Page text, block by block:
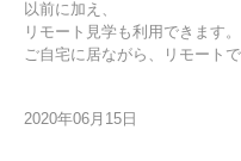
以前に加え、
リモート見学も利用できます。
ご自宅に居ながら、リモート
2020年06月15日